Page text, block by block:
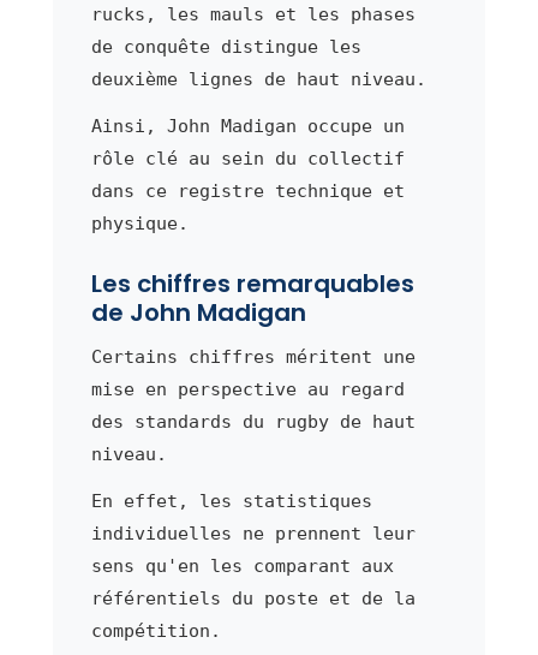
rucks, les mauls et les phases
de conquête distingue les
deuxième lignes de haut niveau.
Ainsi, John Madigan occupe un
rôle clé au sein du collectif
dans ce registre technique et
physique.
Les chiffres remarquables
de John Madigan
Certains chiffres méritent une
mise en perspective au regard
des standards du rugby de haut
niveau.
En effet, les statistiques
individuelles ne prennent leur
sens qu'en les comparant aux
référentiels du poste et de la
compétition.